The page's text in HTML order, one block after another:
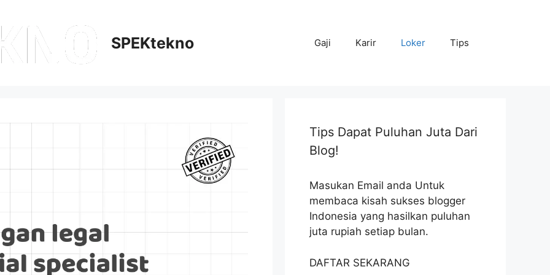
SPEKtekno Gaji Karir Loker Tips
Tips Dapat Puluhan Juta Dari
Blog!
Masukan Email anda Untuk
membaca kisah sukses blogger
Indonesia yang hasilkan puluhan
juta rupiah setiap bulan.
DAFTAR SEKARANG